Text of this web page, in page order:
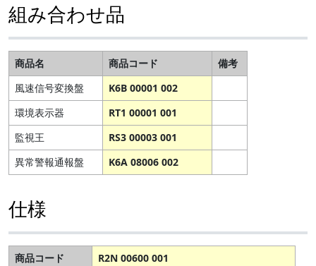
組み合わせ品
商品名 商品コード
備考
風速信号変換盤
K6B 00001 002
環境表示器
RT1 00001 001
監視王
RS3 00003 001
異常警報通報盤
K6A 08006 002
仕様
商品コード
R2N 00600 001